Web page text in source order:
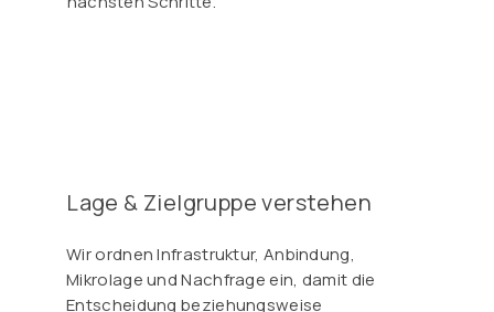
Lage & Zielgruppe verstehen
Wir ordnen Infrastruktur, Anbindung,
Mikrolage und Nachfrage ein, damit die
Entscheidung beziehungsweise